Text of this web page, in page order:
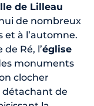
de Lilleau
de nombreux
à l’automne.
Ré, l’église
monuments
clocher
détachant de